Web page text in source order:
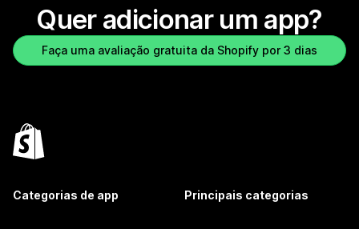
Quer adicionar um app?
Faça uma avaliação gratuita da Shopify por 3 dias
Categorias de app Principais categorias